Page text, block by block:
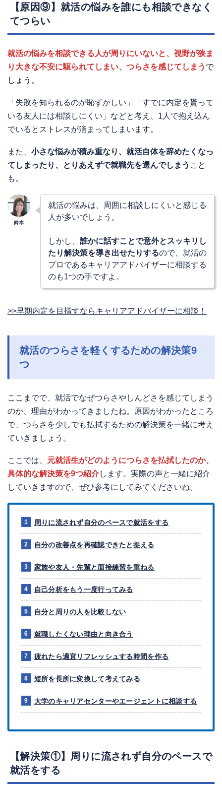
【原因⑨】就活の悩みを誰にも相談できなく
てつらい
就活の悩みを相談できる人が周りにいないと、視野が狭ま
り大きな不安に駆られてしまい、つらさを感じてしまう で
しょう 。
「失敗を知られるのが恥ずかしい」「すでに内定を貰って
いる友人には相談しにくい」などと考え、1人で抱え込ん
でいるとストレスが溜まってしまいます。
また、 小さな悩みが積み重なり、就活自体を辞めたくなっ
てしまったり、とりあえずで就職先を選んでしまう こと
も。
就活の悩みは、周囲に相談しにくいと感じる
人が多いでしょう。
しかし、 誰かに話すことで意外とスッキリし
たり解決策を導き出せたりするので、就活の
プロであるキャリアアドバイザーに相談する
のも1つの手ですよ。
>>早期内定を目指すならキャリアアドバイザーに相談！
就活のつらさを軽くするための解決策9
つ
ここまでで、就活でなぜつらさやしんどさを感じてしまう
のか、理由がわかってきましたね。原因がわかったところ
で、つらさを少しでも払拭するための解決策を一緒に考え
ていきましょう。
ここでは、 元就活生がどのようにつらさを払拭したのか、
具体的な解決策を9つ紹介します。実際の声と一緒に紹介
していきますので、ぜひ参考にしてみてくださいね。
周りに流されず自分のペースで就活をする
自分の改善点を再確認できたと捉える
家族や友人・先輩と面接練習を重ねる
自己分析をもう一度行ってみる
自分と周りの人を比較しない
就職したくない理由と向き合う
疲れたら適宜リフレッシュする時間を作る
短所を長所に変換して考えてみる
大学のキャリアセンターやエージェントに相談する
【解決策①】周りに流されず自分のペースで
就活をする